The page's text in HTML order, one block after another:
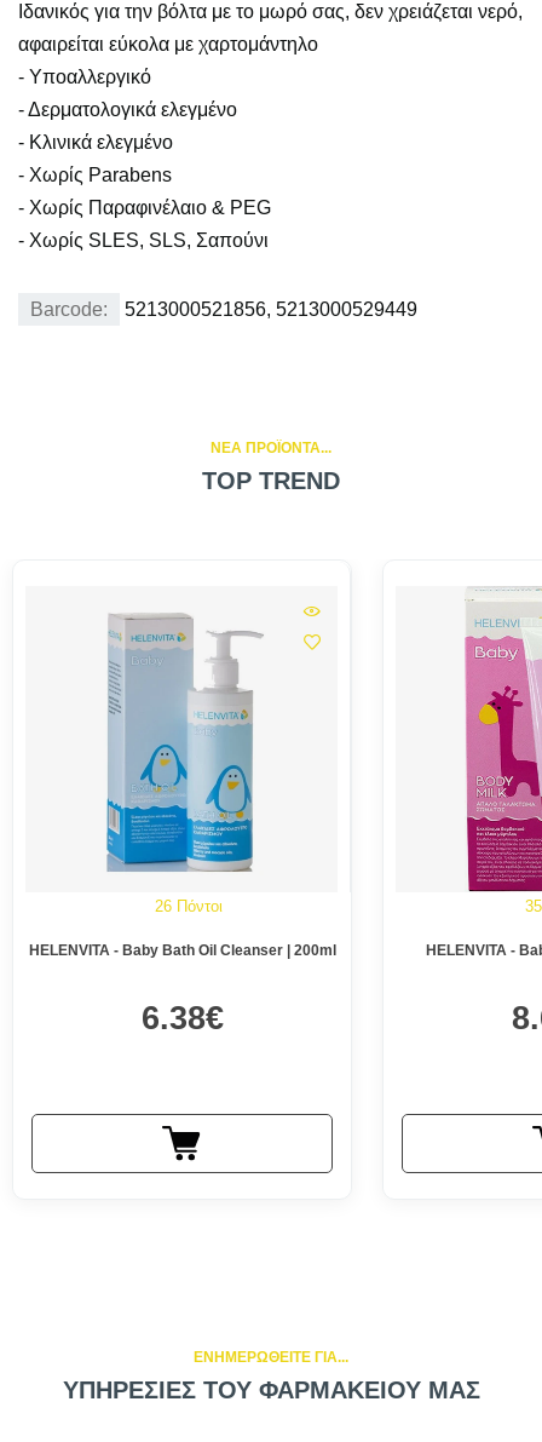
Ιδανικός για την βόλτα με το μωρό σας, δεν χρειάζεται νερό,
αφαιρείται εύκολα με χαρτομάντηλο
- Υποαλλεργικό
- Δερματολογικά ελεγμένο
- Κλινικά ελεγμένο
- Χωρίς Parabens
- Χωρίς Παραφινέλαιο & PEG
- Χωρίς SLES, SLS, Σαπούνι
Barcode: 5213000521856, 5213000529449
NEA ΠΡΟΪΟΝΤΑ...
TOP TREND
26 Πόντοι
HELENVITA - Baby Bath Oil Cleanser | 200ml
6.38€
HELENVITA -
ΕΝΗΜΕΡΩΘΕΙΤΕ ΓΙΑ...
ΥΠΗΡΕΣΙΕΣ ΤΟΥ ΦΑΡΜΑΚΕΙΟΥ ΜΑΣ